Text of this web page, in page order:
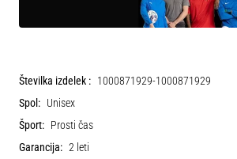
Številka izdelek : 1000871929-1000871929
Spol: Unisex
Šport: Prosti čas
Garancija: 2 leti